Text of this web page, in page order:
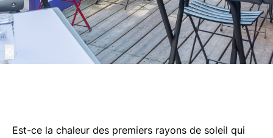
Est-ce la chaleur des premiers rayons de soleil qui